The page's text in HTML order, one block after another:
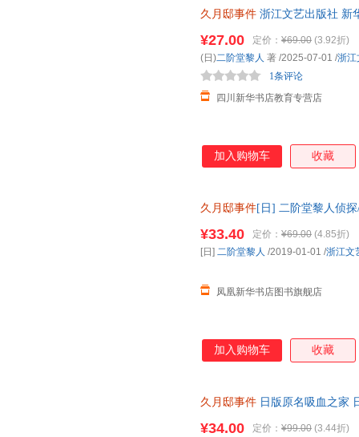
久月邸事件 浙江文艺出版社 新
¥27.00 定价： ¥69.00 (3.92折)
四川新华书店教育专营店
1条评论
(日)二阶堂黎人 著 /2025-07-01 /浙江
加入购物车 收藏
久月邸事件[日] 二阶堂黎人侦
¥33.40 定价： ¥69.00 (4.85折)
凤凰新华书店图书旗舰店
[日] 二阶堂黎人 /2019-01-01 /浙江文
加入购物车 收藏
久月邸事件 日版原名吸血之家
¥34.00 定价： ¥99.00 (3.44折)